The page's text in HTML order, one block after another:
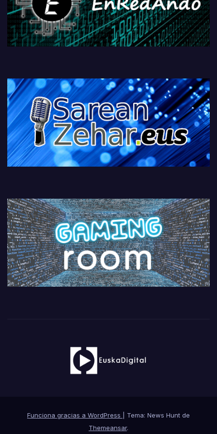
Funciona gracias a WordPress
Tema: News Hunt de
Themeansar.